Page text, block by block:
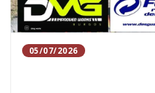
05/07/2026